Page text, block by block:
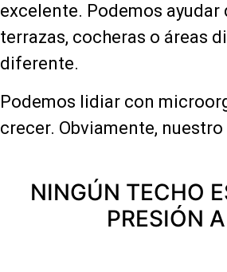
excelente. Podemos
terrazas, cocheras o áreas
diferente.
Podemos lidiar con
crecer. Obviamente,
NINGÚN TECHO
PRESIÓN